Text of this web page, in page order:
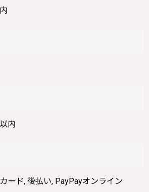
内
ード, 後払い, PayPayオンライン